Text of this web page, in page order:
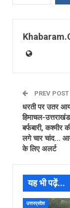
PREV POST
धरती पर उतर आया
हिमाचल-
बर्फबारी, कश्मीर
लगे चार चांद…
के लिए अलर्ट
यह भी पढ़ें...
उत्तरप्रदेश